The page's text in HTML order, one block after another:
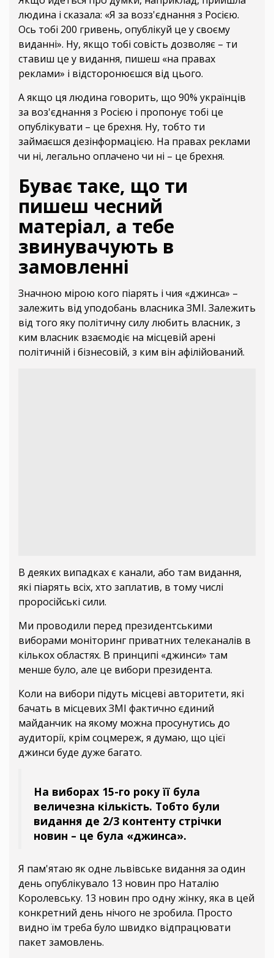
людина і сказала: «Я за возз'єднання з Росією.
Ось тобі 200 гривень, опублікуй це у своєму
виданні». Ну, якщо тобі совість дозволяє – ти
ставиш це у видання, пишеш «на правах
реклами» і відсторонюєшся від цього.
А якщо ця людина говорить, що 90% українців
за воз'єднання з Росією і пропонує тобі це
опублікувати – це брехня. Ну, тобто ти
займаєшся дезінформацією. На правах реклами
чи ні, легально оплачено чи ні – це брехня.
Буває таке, що ти
пишеш чесний
матеріал, а тебе
звинувачують в
замовленні
Значною мірою кого піарять і чия «джинса» –
залежить від уподобань власника ЗМІ. Залежить
від того яку політичну силу любить власник, з
ким власник взаємодіє на місцевій арені
політичній і бізнесовій, з ким він афілійований.
В деяких випадках є канали, або там видання,
які піарять всіх, хто заплатив, в тому числі
проросійські сили.
Ми проводили перед президентськими
виборами моніторинг приватних телеканалів в
кількох областях. В принципі «джинси» там
менше було, але це вибори президента.
Коли на вибори підуть місцеві авторитети, які
бачать в місцевих ЗМІ фактично єдиний
майданчик на якому можна просунутись до
аудиторії, крім соцмереж, я думаю, що цієї
джинси буде дуже багато.
На виборах 15-го року її була
величезна кількість. Тобто були
видання де 2/3 контенту стрічки
новин – це була «джинса».
Я пам'ятаю як одне львівське видання за один
день опублікувало 13 новин про Наталію
Королевську. 13 новин про одну жінку, яка в цей
конкретний день нічого не зробила. Просто
видно їм треба було швидко відпрацювати
пакет замовлень.